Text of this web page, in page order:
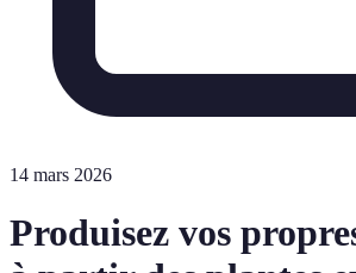
14 mars 2026
Produisez vos